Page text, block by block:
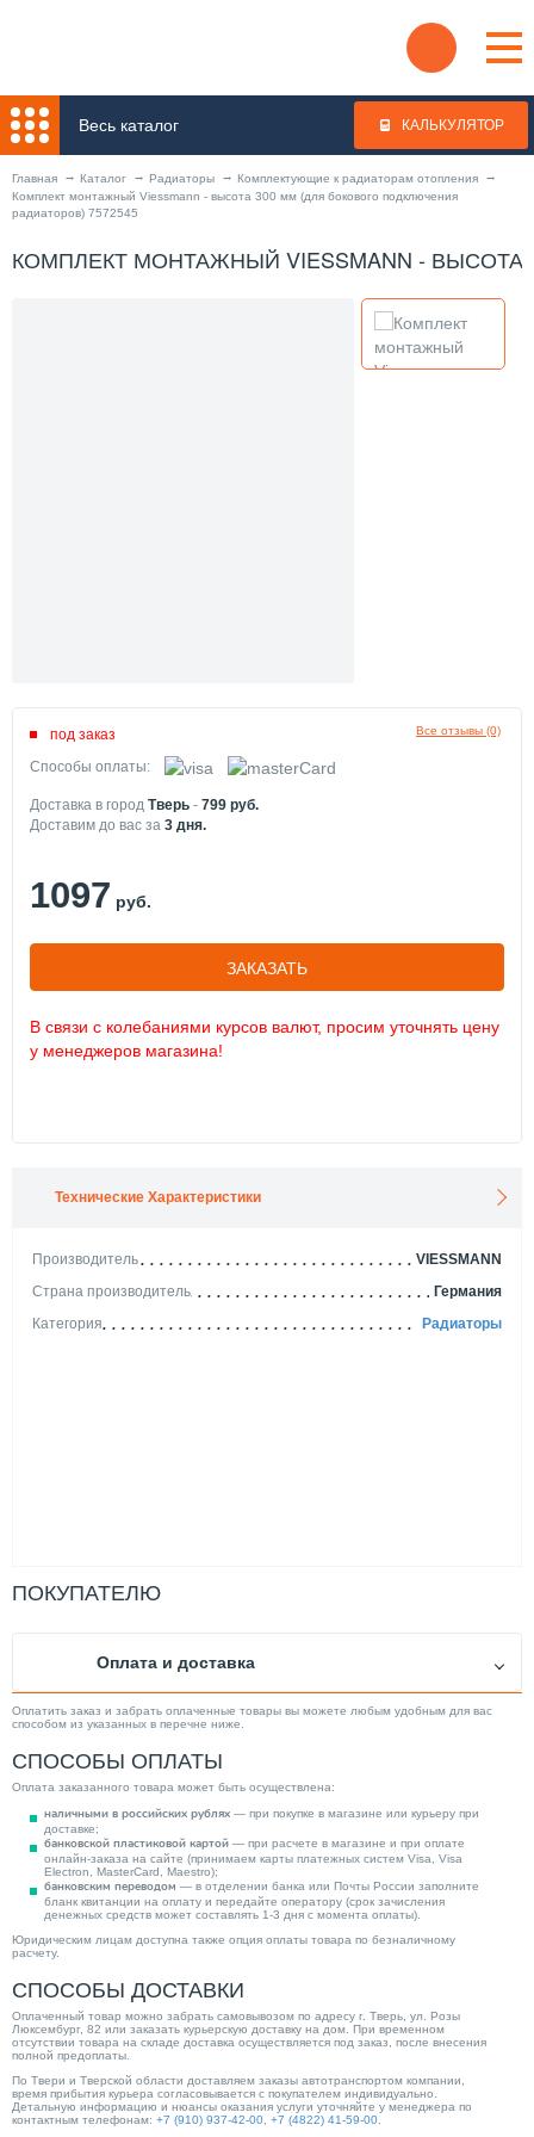
Весь каталог КАЛЬКУЛЯТОР
Главная Каталог Радиаторы
Комплектующие к радиаторам отопления
Комплект монтажный Viessmann - высота 300 мм (для бокового подключения
радиаторов) 7572545
КОМПЛЕКТ МОНТАЖНЫЙ VIESSMANN -
Все отзывы (0)
под заказ
Способы оплаты:
Доставка в город Тверь - 799 руб.
Доставим до вас за 3 дня.
1097 руб.
ЗАКАЗАТЬ
В связи с колебаниями курсов валют, просим уточнять цену
у менеджеров магазина!
Технические Характеристики
Производитель
VIESSMANN
Страна производитель
Германия
Категория
Радиаторы
ПОКУПАТЕЛЮ
Оплата и доставка
Оплатить заказ и забрать оплаченные товары вы можете любым удобным для вас
способом из указанных в перечне ниже.
СПОСОБЫ ОПЛАТЫ
Оплата заказанного товара может быть осуществлена:
наличными в российских рублях — при покупке в магазине или курьеру при
доставке;
банковской пластиковой картой — при расчете в магазине и при оплате
онлайн-заказа на сайте (принимаем карты платежных систем Visa, Visa
Electron, MasterCard, Maestro);
банковским переводом — в отделении банка или Почты России заполните
бланк квитанции на оплату и передайте оператору (срок зачисления
денежных средств может составлять 1-3 дня с момента оплаты).
Юридическим лицам доступна также опция оплаты товара по безналичному
расчету.
СПОСОБЫ ДОСТАВКИ
Оплаченный товар можно забрать самовывозом по адресу г. Тверь, ул. Розы
Люксембург, 82 или заказать курьерскую доставку на дом. При временном
отсутствии товара на складе доставка осуществляется под заказ, после внесения
полной предоплаты.
По Твери и Тверской области доставляем заказы автотранспортом компании,
время прибытия курьера согласовывается с покупателем индивидуально.
Детальную информацию и нюансы оказания услуги уточняйте у менеджера по
контактным телефонам: +7 (910) 937-42-00 +7 (4822) 41-59-00